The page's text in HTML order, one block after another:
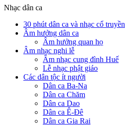
Nhạc dân ca
30 phút dân ca và nhạc cổ truyền
Âm hưởng dân ca
Âm hưởng quan họ
Âm nhạc nghi lễ
Âm nhạc cung đình Huế
Lễ nhạc phật giáo
Các dân tộc ít người
Dân ca Ba-Na
Dân ca Chăm
Dân ca Dao
Dân ca Ê-Đê
Dân ca Gia Rai